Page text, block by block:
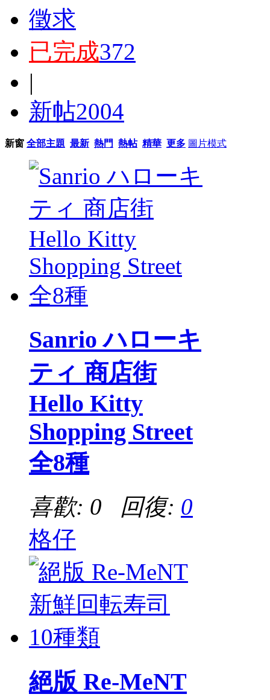
徵求
已完成372
|
新帖2004
新窗 全部主題 最新 熱門 熱帖 精華 更多 圖片模式
Sanrio ハローキ
ティ 商店街
Hello Kitty
Shopping Street
全8種
喜歡: 0 回復: 0
格仔
絕版 Re-MeNT